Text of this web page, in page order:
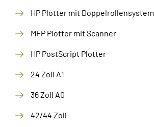
HP Plotter mit Doppelrollensystem
MFP Plotter mit Scanner
HP PostScript Plotter
24 Zoll A1
36 Zoll A0
42/44 Zoll